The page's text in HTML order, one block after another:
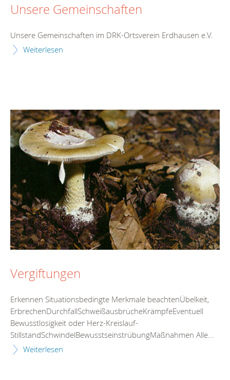
Unsere Gemeinschaften
Unsere Gemeinschaften im DRK-Ortsverein Erdhausen e.V.
Weiterlesen
Vergiftungen
Erkennen Situationsbedingte Merkmale beachtenÜbelkeit,
ErbrechenDurchfallSchweißausbrücheKrämpfeEventuell
Bewusstlosigkeit oder Herz-Kreislauf-
StillstandSchwindelBewusstseinstrübungMaßnahmen Alle...
Weiterlesen